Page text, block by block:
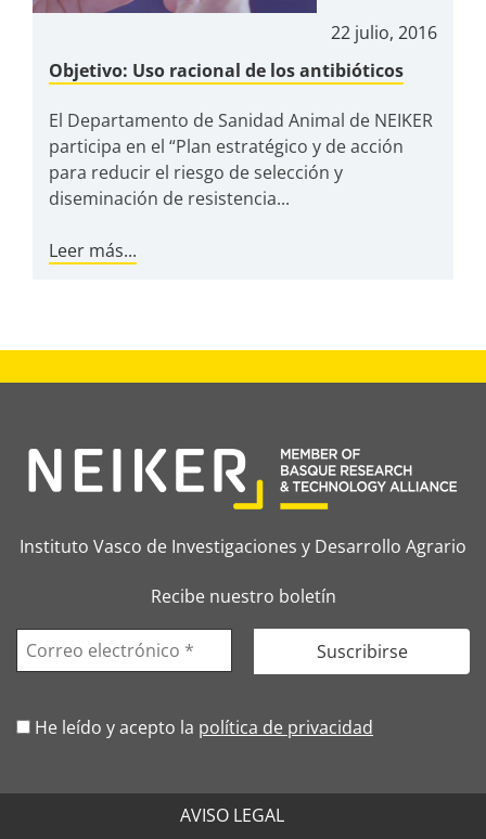
22 julio, 2016
Objetivo: Uso racional de los antibióticos
El Departamento de Sanidad Animal de NEIKER
participa en el “Plan estratégico y de acción
para reducir el riesgo de selección y
diseminación de resistencia...
Leer más...
Instituto Vasco de Investigaciones y Desarrollo Agrario
Recibe nuestro boletín
He leído y acepto la política de privacidad
AVISO LEGAL